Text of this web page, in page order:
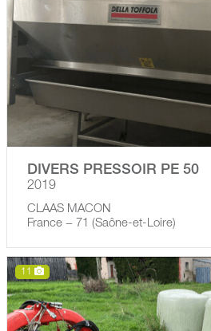
DIVERS PRESSOIR PE 50
2019
CLAAS MACON
France − 71 (Saône-et-Loire)
11